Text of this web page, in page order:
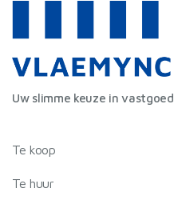
Uw slimme keuze in vastgoed
Te koop
Te huur